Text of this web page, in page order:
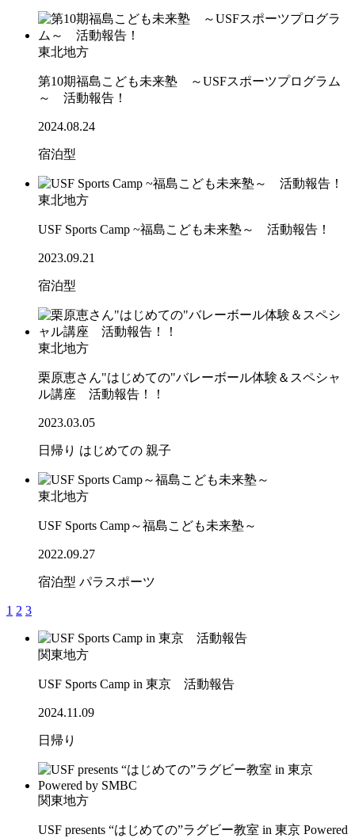
東北地方
第10期福島こども未来塾 ～USFスポーツプログラム
～ 活動報告！
2024.08.24
宿泊型
東北地方
USF Sports Camp ~福島こども未来塾～ 活動報告！
2023.09.21
宿泊型
東北地方
栗原恵さん"はじめての"バレーボール体験＆スペシャ
ル講座 活動報告！！
2023.03.05
日帰り はじめての 親子
東北地方
USF Sports Camp～福島こども未来塾～
2022.09.27
宿泊型 パラスポーツ
1 2 3
関東地方
USF Sports Camp in 東京 活動報告
2024.11.09
日帰り
関東地方
USF presents “はじめての”ラグビー教室 in 東京 Powered